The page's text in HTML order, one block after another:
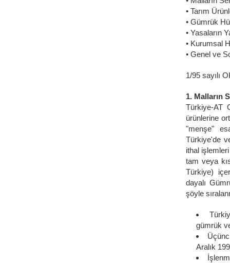
• Tarım
• Gümrük
• Yasaların
• Kurumsal
• Genel ve
1/95 sayılı
1. Malların
Türkiye-AT
ürünlerine
"menşe"
Türkiye'de
ithal
tam veya
Türkiye)
dayalı
şöyle
gümrük
Aralık